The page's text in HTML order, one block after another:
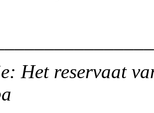
Het reservaat